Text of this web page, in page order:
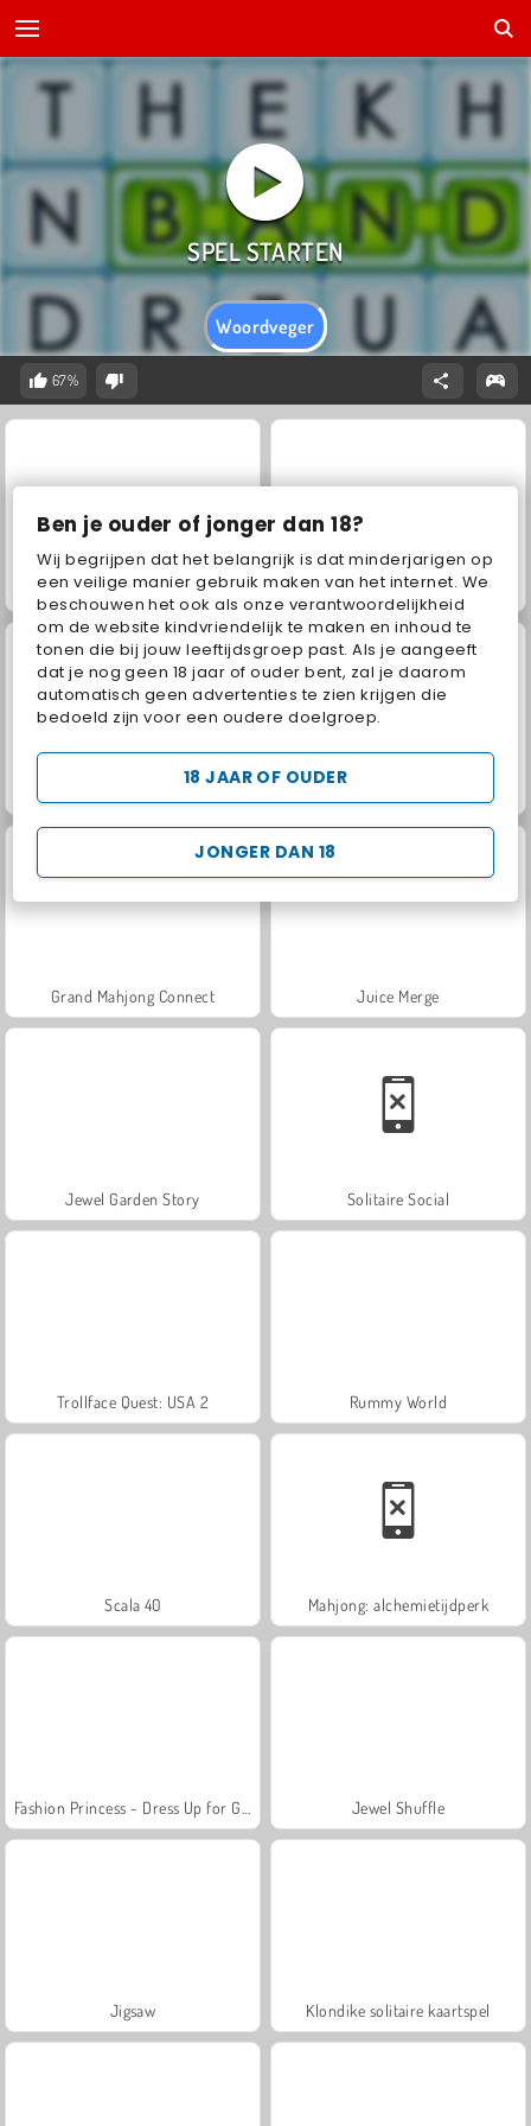
Ben je ouder of jonger dan 18?
Wij begrijpen dat het belangrijk is dat minderjarigen op
een veilige manier gebruik maken van het internet. We
beschouwen het ook als onze verantwoordelijkheid
om de website kindvriendelijk te maken en inhoud te
tonen die bij jouw leeftijdsgroep past. Als je aangeeft
dat je nog geen 18 jaar of ouder bent, zal je daarom
automatisch geen advertenties te zien krijgen die
bedoeld zijn voor een oudere doelgroep.
JONGER DAN 18
18 JAAR OF OUDER
Woordveger
67%
Blokkenkampioen Home Pin
Grand Mahjong Connect Juice Merge
Jewel Garden Story Solitaire Social
Trollface Quest: USA 2 Rummy World
Scala 40 Mahjong: alchemietijdperk
Jewel Shuffle
Jigsaw Klondike solitaire kaartspel